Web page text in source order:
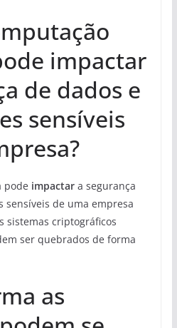
impactar
de dados e
sensíveis
pode impactara segurança
sensíveis de uma empresa
sistemas criptográficos
ser quebrados de forma
as